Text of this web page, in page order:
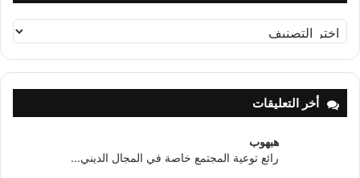
تصنيفات
أخر التعليقات
هبهوب
رائع توعية المجتمع خاصة في المجال الديني...